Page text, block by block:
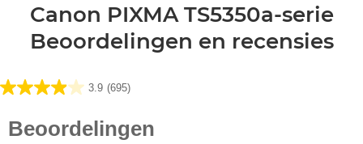
Canon PIXMA TS5350a-serie
Beoordelingen en recensies
3.9 (695)
3.9
de